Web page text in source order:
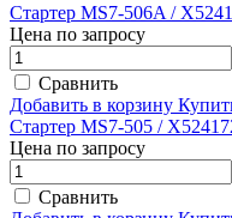
Стартер MS7-506A /
Цена по запросу
Сравнить
Добавить в корзину
Стартер MS7-505 /
Цена по запросу
Сравнить